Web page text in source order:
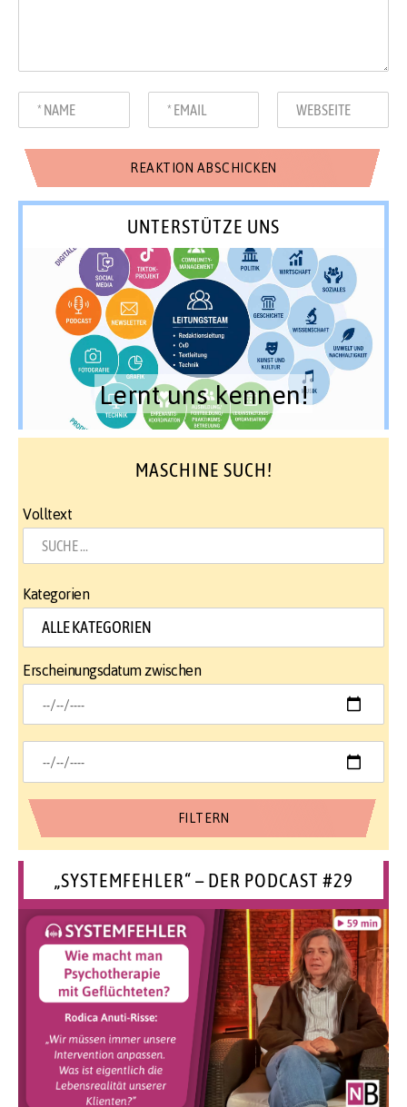
UNTERSTÜTZE UNS
Lernt uns kennen!
MASCHINE SUCH!
Volltext
Kategorien
Erscheinungsdatum zwischen
„SYSTEMFEHLER“ – DER PODCAST #29